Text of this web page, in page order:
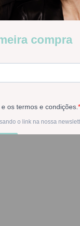
Indisponível
Na compra